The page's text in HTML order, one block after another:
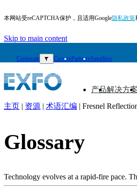
本网站受reCAPTCHA保护，且适用Google隐私政策
Skip to main content
Corporate ▼ CareersPartnersSuppliers
产品
▼ 解决方案
▼
产
品
决
方
主页 | 资源 | 术语汇编 | Fresnel
Glossary
Technology evolves at a rapid-fire pace.